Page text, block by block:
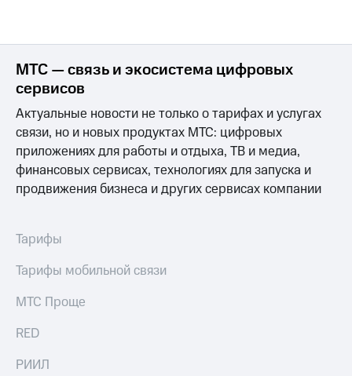
МТС — связь и экосистема цифровых
сервисов
Актуальные новости не только о тарифах и услугах
связи, но и новых продуктах МТС: цифровых
приложениях для работы и отдыха, ТВ и медиа,
финансовых сервисах, технологиях для запуска и
продвижения бизнеса и других сервисах компании
Тарифы
Тарифы мобильной связи
МТС Проще
RED
РИИЛ